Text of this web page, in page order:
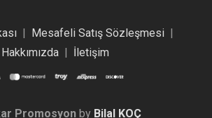
| Mesafeli Satış Sözleşmesi|
Hakkımızda
İletişim
Promosyonby Bilal KOÇ